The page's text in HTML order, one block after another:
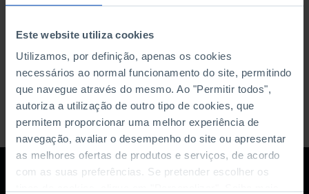
Este website utiliza cookies
Utilizamos, por definição, apenas os cookies
necessários ao normal funcionamento do site, permitindo
que navegue através do mesmo. Ao "Permitir todos",
autoriza a utilização de outro tipo de cookies, que
permitem proporcionar uma melhor experiência de
navegação, avaliar o desempenho do site ou apresentar
as melhores ofertas de produtos e serviços, de acordo
com as suas preferências. Se pretender escolher os